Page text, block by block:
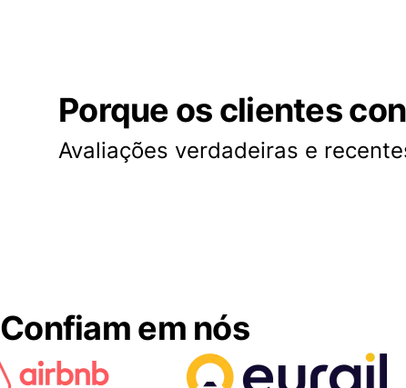
Porque os clientes
Avaliações verdadeiras e
Confiam em nós